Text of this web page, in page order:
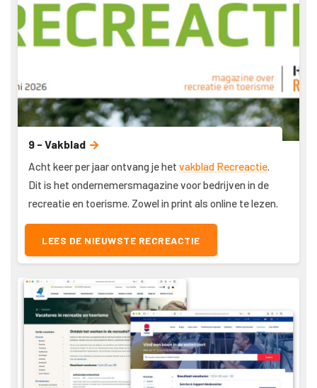
9 - Vakblad
Acht keer per jaar ontvang je het vakblad Recreactie
Dit is het ondernemersmagazine voor bedrijven in de
recreatie en toerisme. Zowel in print als online te lezen.
LEES DE NIEUWSTE RECREACTIE